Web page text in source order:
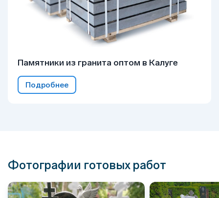
Памятники из гранита оптом в Калуге
Подробнее
Фотографии готовых работ